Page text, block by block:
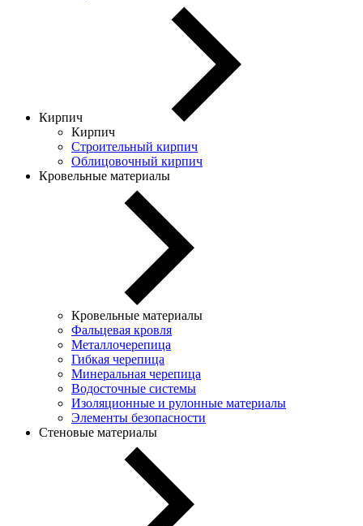
Кирпич
Кирпич
Строительный кирпич
Облицовочный кирпич
Кровельные материалы
Кровельные материалы
Фальцевая кровля
Металлочерепица
Гибкая черепица
Минеральная черепица
Водосточные системы
Изоляционные и рулонные материалы
Элементы безопасности
Стеновые материалы